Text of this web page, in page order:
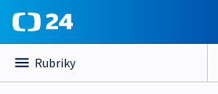
Rubriky